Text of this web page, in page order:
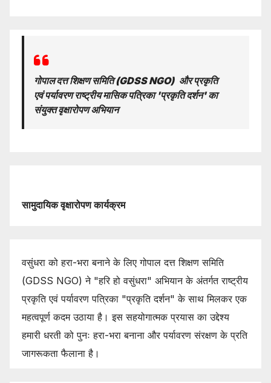
गोपाल दत्त शिक्षण समिति (GDSS NGO) और प्रकृति
एवं पर्यावरण राष्ट्रीय मासिक पत्रिका 'प्रकृति दर्शन' का
संयुक्त वृक्षारोपण अभियान
सामुदायिक वृक्षारोपण कार्यक्रम
वसुंधरा को हरा-भरा बनाने के लिए गोपाल दत्त शिक्षण समिति
(GDSS NGO) ने "हरि हो वसुंधरा" अभियान के अंतर्गत राष्ट्रीय
प्रकृति एवं पर्यावरण पत्रिका "प्रकृति दर्शन" के साथ मिलकर एक
महत्वपूर्ण कदम उठाया है। इस सहयोगात्मक प्रयास का उद्देश्य
हमारी धरती को पुनः हरा-भरा बनाना और पर्यावरण संरक्षण के प्रति
जागरूकता फैलाना है।